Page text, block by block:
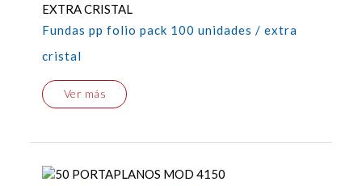
Fundas pp folio pack 100 unidades / extra
cristal
Ver más